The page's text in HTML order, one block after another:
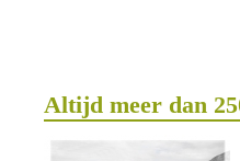
Altijd meer dan